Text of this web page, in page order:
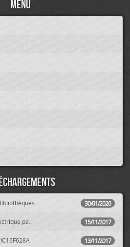
Menu
30/01/2020
15/11/2017
pa..
13/11/2017